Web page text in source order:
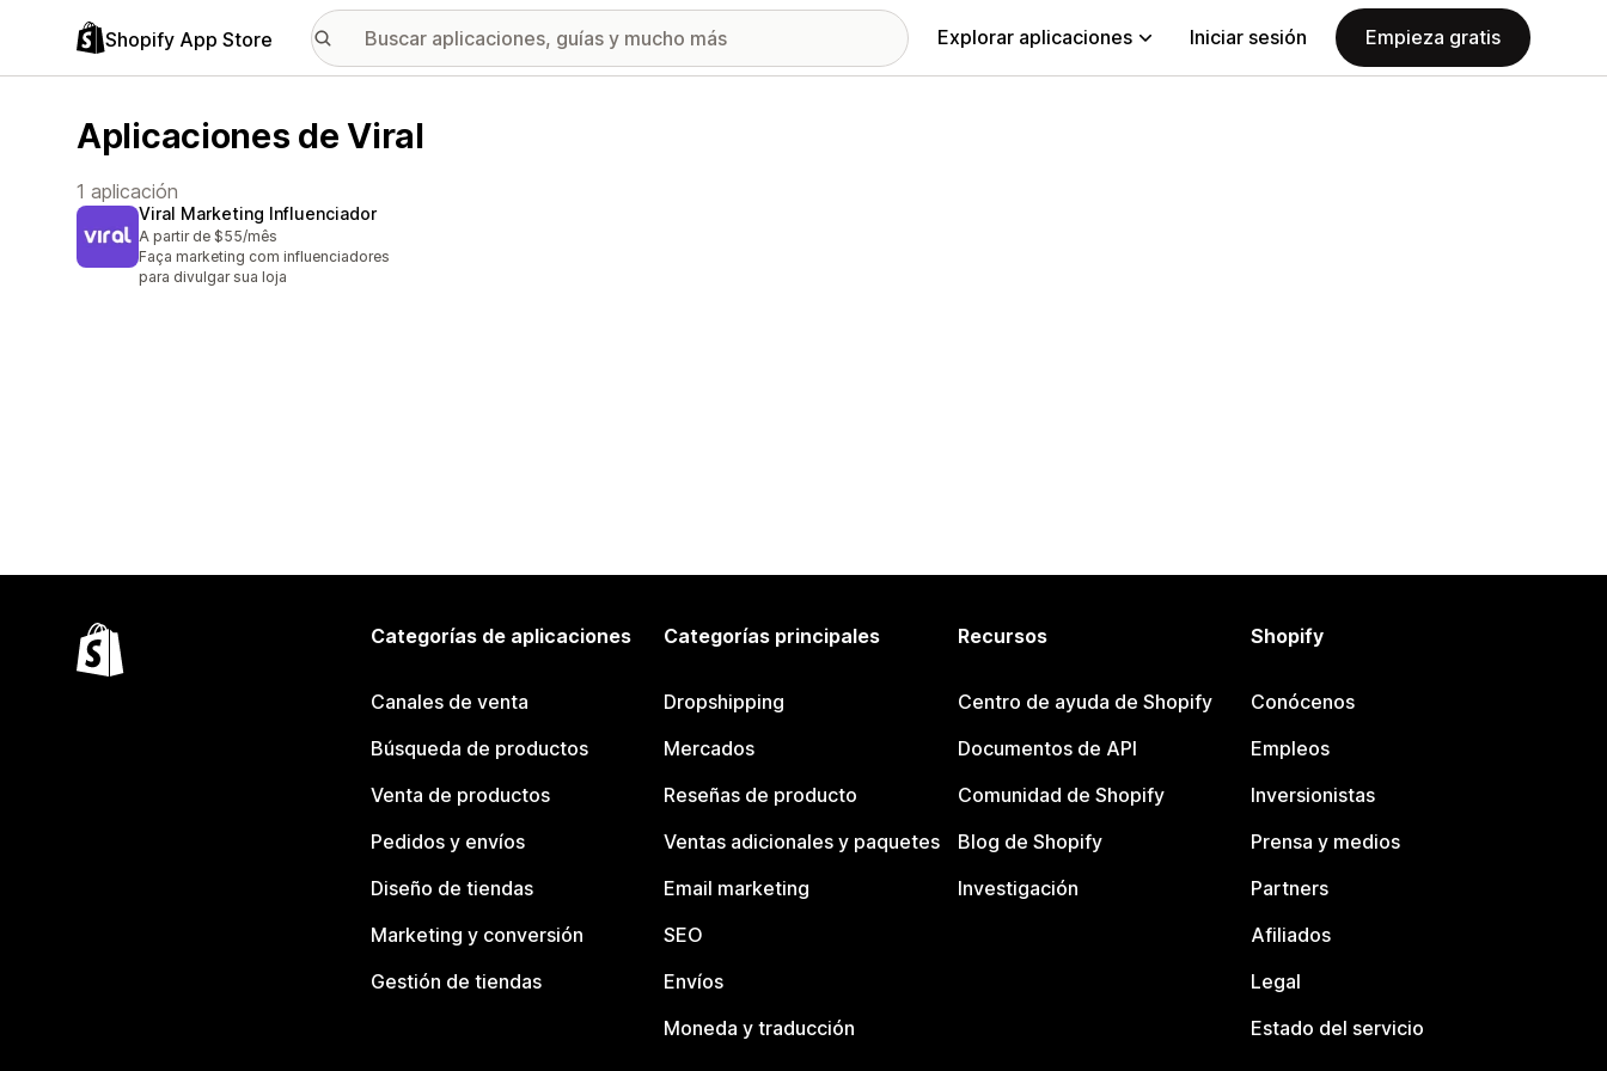
Shopify App Store Explorar aplicaciones Iniciar sesión Empieza gratis
Aplicaciones de Viral
1 aplicación
Viral Marketing Influenciador
A partir de $55/mês
Faça marketing com influenciadores
para divulgar sua loja
Categorías de aplicaciones
Canales de venta
Búsqueda de productos
Venta de productos
Pedidos y envíos
Diseño de tiendas
Marketing y conversión
Gestión de tiendas
Categorías principales
Dropshipping
Mercados
Reseñas de producto
Ventas adicionales y paquetes
Email marketing
SEO
Envíos
Moneda y traducción
Recursos
Centro de ayuda de Shopify
Documentos de API
Comunidad de Shopify
Blog de Shopify
Investigación
Shopify
Conócenos
Empleos
Inversionistas
Prensa y medios
Partners
Afiliados
Legal
Estado del servicio